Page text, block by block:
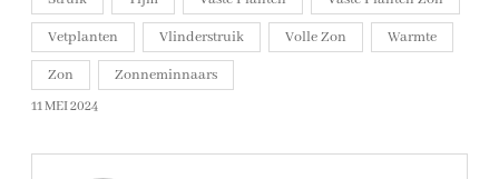
Vetplanten
Vlinderstruik Volle Zon
Warmte
Zon
Zonneminnaars
11 MEI 2024